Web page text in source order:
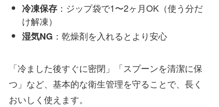
冷凍保存：ジップ袋で1〜2ヶ月OK（使う分だ
け解凍）
湿気NG ：乾燥剤を入れるとより安心
「冷ました後すぐに密閉」「スプーンを清潔に保
つ」など、基本的な衛生管理を守ることで、長く
おいしく使えます。